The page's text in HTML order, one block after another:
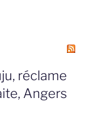
réclame
Angers